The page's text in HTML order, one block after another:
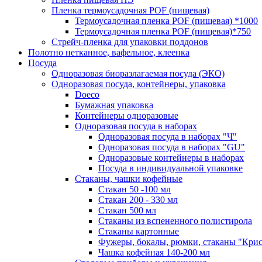
Пленка термоусадочная POF (пищевая)
Термоусадочная пленка POF (пищевая) *1000
Термоусадочная пленка РОF (пищевая)*750
Стрейч-пленка для упаковки поддонов
Полотно нетканное, вафельное, клеенка
Посуда
Одноразовая биоразлагаемая посуда (ЭКО)
Одноразовая посуда, контейнеры, упаковка
Doeco
Бумажная упаковка
Контейнеры одноразовые
Одноразовая посуда в наборах
Одноразовая посуда в наборах "Ч"
Одноразовая посуда в наборах "GU"
Одноразовые контейнеры в наборах
Посуда в индивидуальной упаковке
Стаканы, чашки кофейные
Стакан 50 -100 мл
Стакан 200 - 330 мл
Стакан 500 мл
Стаканы из вспененного полистирола
Стаканы картонные
Фужеры, бокалы, рюмки, стаканы
Чашка кофейная 140-200 мл